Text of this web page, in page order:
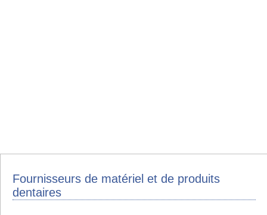
Fournisseurs de matériel et de produits
dentaires